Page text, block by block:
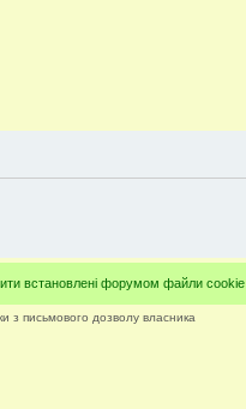
встановлені форумом файли cookie
з письмового дозволу власника